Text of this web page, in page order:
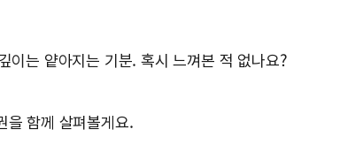
이는 얕아지는 기분. 혹시 느껴본 적 없나요?
을 함께 살펴볼게요.